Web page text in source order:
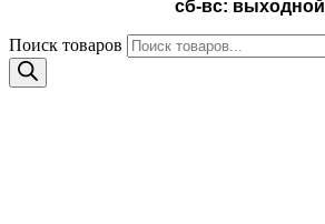
сб-вс: выходной
Поиск товаров